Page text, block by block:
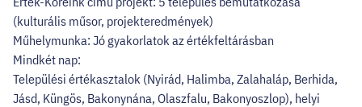
(kulturális műsor, projekteredmények)
Műhelymunka: Jó gyakorlatok az értékfeltárásban
Mindkét nap:
Települési értékasztalok (Nyirád, Halimba, Zalahaláp, Berhida,
Jásd, Küngös, Bakonynána, Olaszfalu, Bakonyoszlop), helyi